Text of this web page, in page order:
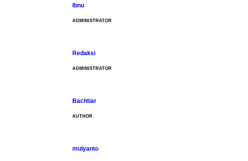
Ibnu
ADMINISTRATOR
Redaksi
ADMINISTRATOR
Bachtiar
AUTHOR
mulyanto